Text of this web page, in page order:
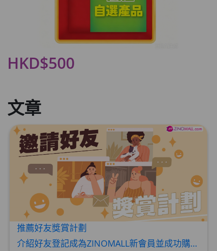
HKD$500
文章
推薦好友獎賞計劃
介紹好友登記成為ZINOMALL新會員並成功購物，您即可獲得$50Mall Dollar現金回贈，你的好友亦可同時獲得$50Mall Dollar現金回贈。 **舊會員必須完成首張訂單才可開通邀請好友獎賞計劃** 1. 舊會員可於 我的帳戶>>>邀請好友獎賞 中找到 好友推薦碼 (紅圈位置) 2. 會員可複製好友推薦碼並透過 Whatsapp / Facebook / Email分享給自己好友。推薦好友次數不限，介紹愈多新朋友，可獲得愈多Mall Dollar現金回贈。 3. 好友